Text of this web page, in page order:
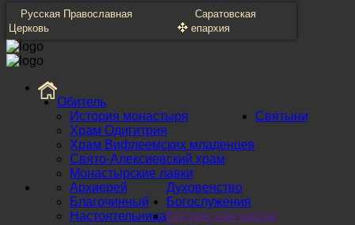
Русская Православная
Церковь
Саратовская
епархия
Обитель
История монастыря
Храм Одигитрия
Храм Вифлеемских младенцев
Свято-Алексиевский храм
Монастырские лавки
Святыни
Духовенство
Архиерей
Благочинный
Настоятельница
Богослужения
Воскресная школа